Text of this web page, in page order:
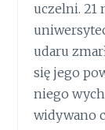
uczelni. 21
udaru
się jego
niego
widywano